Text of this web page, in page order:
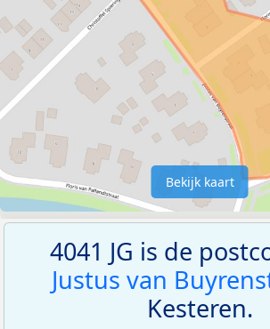
Bekijk kaart
4041 JG is de
Justus van
Kesteren.